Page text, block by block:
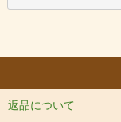
返品について